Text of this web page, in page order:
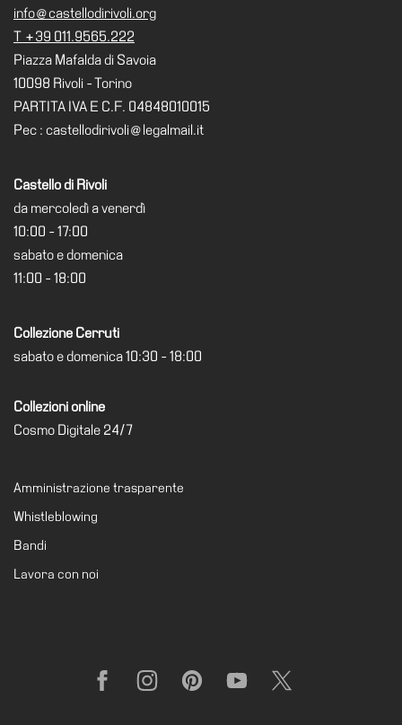
info@castellodirivoli.org
T +39 011.9565.222
Piazza Mafalda di Savoia
10098 Rivoli - Torino
PARTITA IVA E C.F. 04848010015
Pec : castellodirivoli@legalmail.it
Castello di Rivoli
da mercoledì a venerdì
10:00 - 17:00
sabato e domenica
11:00 - 18:00
Collezione Cerruti
sabato e domenica 10:30 - 18:00
Collezioni online
Cosmo Digitale 24/7
Amministrazione trasparente
Whistleblowing
Bandi
Lavora con noi
FacebookInstagramPinterestYouTube X